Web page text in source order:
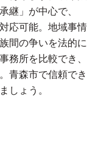
継」が中心で、
応可能。地域事情
間の争いを法的に
務所を比較でき、
青森市で信頼でき
しょう。